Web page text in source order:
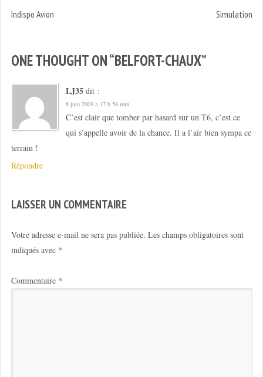
Indispo Avion Simulation
ONE THOUGHT ON “BELFORT-CHAUX”
LJ35 dit :
8 juin 2009 à 17 h 56 min
C’est clair que tomber par hasard sur un T6, c’est ce
qui s’appelle avoir de la chance. Il a l’air bien sympa ce
terrain !
Répondre
LAISSER UN COMMENTAIRE
Votre adresse e-mail ne sera pas publiée. Les champs obligatoires sont
indiqués avec *
Commentaire *